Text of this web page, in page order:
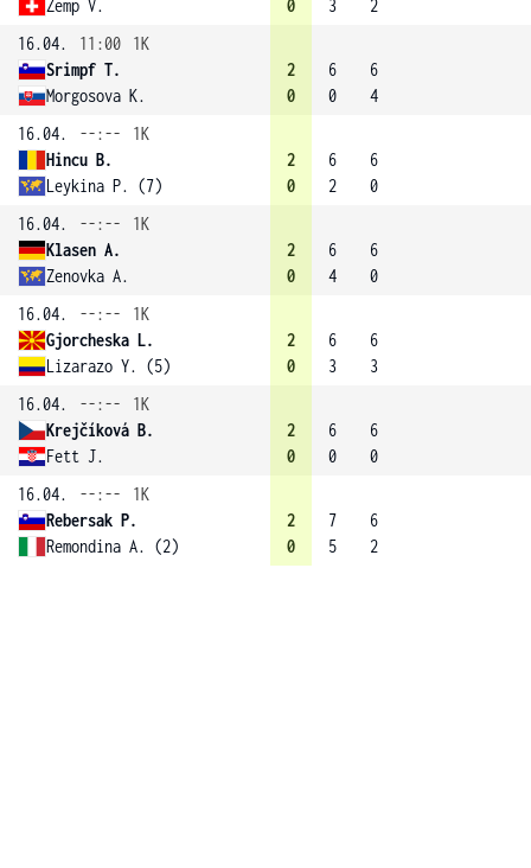
Zemp V. 0 3
2
16.04.
11:00
1K
Srimpf T.
Morgosova K.
2
0
6
0
6
4
16.04.
--:--
1K
Hincu B.
Leykina P. (7)
2
0
6
2
6
0
16.04.
--:--
1K
Klasen A.
Zenovka A.
2
0
6
4
6
0
16.04.
--:--
1K
Gjorcheska L.
Lizarazo Y. (5)
2
0
6
3
6
3
16.04.
--:--
1K
Krejčíková B.
Fett J.
2
0
6
0
6
0
16.04.
--:--
1K
Rebersak P.
Remondina A. (2)
2
0
7
5
6
2